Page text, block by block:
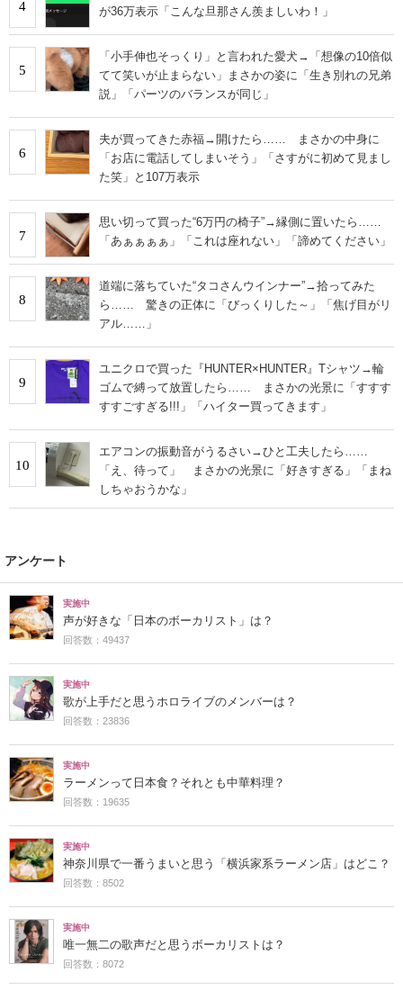
4 が36万表示「こんな旦那さん羨ましいわ！」
5
「小手伸也そっくり」と言われた愛犬→「想像の10倍似
てて笑いが止まらない」まさかの姿に「生き別れの兄弟
説」「パーツのバランスが同じ」
6
夫が買ってきた赤福→開けたら…… まさかの中身に
「お店に電話してしまいそう」「さすがに初めて見まし
た笑」と107万表示
7
思い切って買った“6万円の椅子”→縁側に置いたら……
「あぁぁぁぁ」「これは座れない」「諦めてください」
8
道端に落ちていた“タコさんウインナー”→拾ってみた
ら…… 驚きの正体に「びっくりした～」「焦げ目がリ
アル……」
9
ユニクロで買った『HUNTER×HUNTER』Tシャツ→輪
ゴムで縛って放置したら…… まさかの光景に「すすす
すすごすぎる!!!」「ハイター買ってきます」
10
エアコンの振動音がうるさい→ひと工夫したら……
「え、待って」 まさかの光景に「好きすぎる」「まね
しちゃおうかな」
アンケート
実施中
声が好きな「日本のボーカリスト」は？
回答数：49437
実施中
歌が上手だと思うホロライブのメンバーは？
回答数：23836
実施中
ラーメンって日本食？それとも中華料理？
回答数：19635
実施中
神奈川県で一番うまいと思う「横浜家系ラーメン店」はどこ？
回答数：8502
実施中
唯一無二の歌声だと思うボーカリストは？
回答数：8072